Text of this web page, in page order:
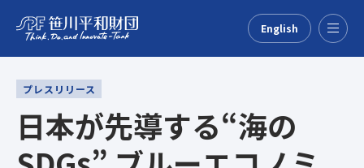
English
プレスリリース
日本が先導する“海の